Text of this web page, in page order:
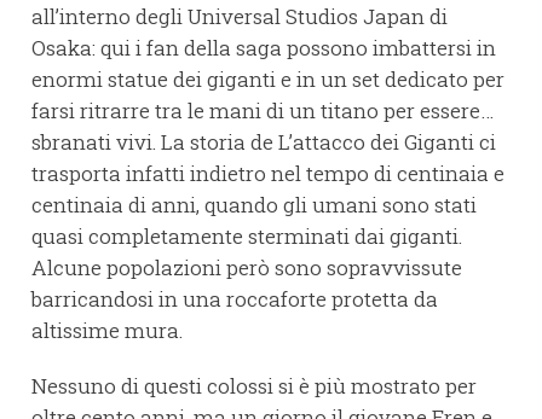
all’interno degli Universal Studios Japan di
Osaka: qui i fan della saga possono imbattersi in
enormi statue dei giganti e in un set dedicato per
farsi ritrarre tra le mani di un titano per essere…
sbranati vivi. La storia de L’attacco dei Giganti ci
trasporta infatti indietro nel tempo di centinaia e
centinaia di anni, quando gli umani sono stati
quasi completamente sterminati dai giganti.
Alcune popolazioni però sono sopravvissute
barricandosi in una roccaforte protetta da
altissime mura.
Nessuno di questi colossi si è più mostrato per